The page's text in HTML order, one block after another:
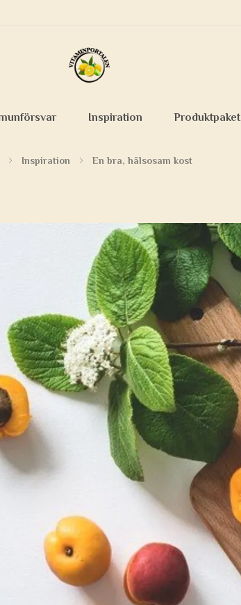
Inspiration Produktpaket
Inspiration En bra, hälsosam kost